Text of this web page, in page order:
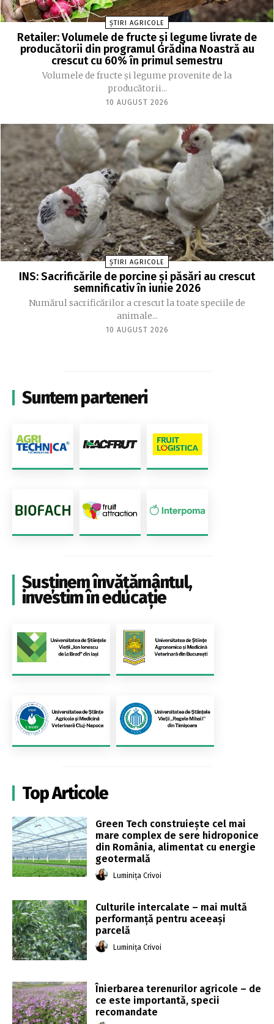
ȘTIRI AGRICOLE
Retailer: Volumele de fructe şi legume livrate de
producătorii din programul Grădina Noastră au
crescut cu 60% în primul semestru
Volumele de fructe şi legume provenite de la
producătorii...
10 AUGUST 2026
ȘTIRI AGRICOLE
INS: Sacrificările de porcine și păsări au crescut
semnificativ în iunie 2026
Numărul sacrificărilor a crescut la toate speciile de
animale...
10 AUGUST 2026
Suntem parteneri
Susținem învățământul,
investim în educație
Top Articole
Green Tech construiește cel mai
mare complex de sere hidroponice
din România, alimentat cu energie
geotermală
Luminița Crivoi
Culturile intercalate – mai multă
performanță pentru aceeași
parcelă
Luminița Crivoi
Înierbarea terenurilor agricole – de
ce este importantă, specii
recomandate